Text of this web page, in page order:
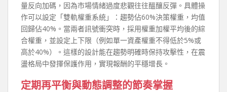
量反向加碼，因為市場情緒過度悲觀往往醞釀反彈。具體操
作可以設定「雙軌權重系統」：趨勢佔60%決策權重，均值
回歸佔40%。當兩者訊號衝突時，採用權重加權平均後的綜
合權重，並設定上下限（例如單一資產權重不得低於5%或
高於40%）。這樣的設計能在趨勢明確時保持攻擊性，在震
盪格局中發揮保護作用，實現報酬的平穩增長。
定期再平衡與動態調整的節奏掌握